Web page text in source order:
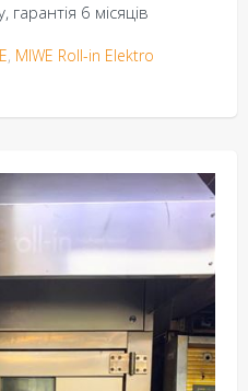
гарантія 6 місяців
, MIWE Roll-in Elektro